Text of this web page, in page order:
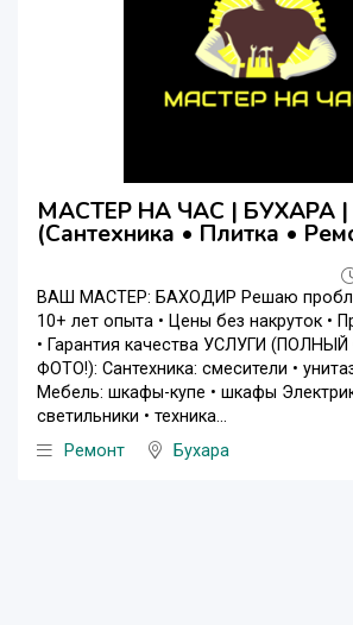
МАСТЕР НА ЧАС | БУХАРА
(Сантехника • Плитка •
ВАШ МАСТЕР: БАХОДИР Решаю
10+ лет опыта • Цены без накруток •
• Гарантия качества УСЛУГИ
ФОТО!): Сантехника: смесители •
Мебель: шкафы-купе • шкафы
светильники • техника...
Ремонт
Бухара